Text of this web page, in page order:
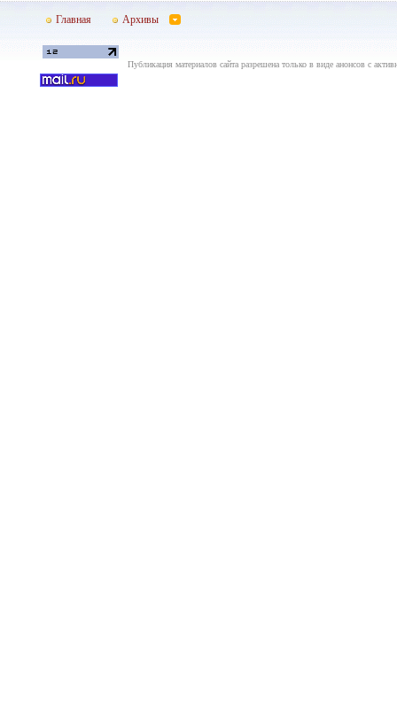
Главная Архивы
Публикация материалов сайта разрешена только в виде анонсов с